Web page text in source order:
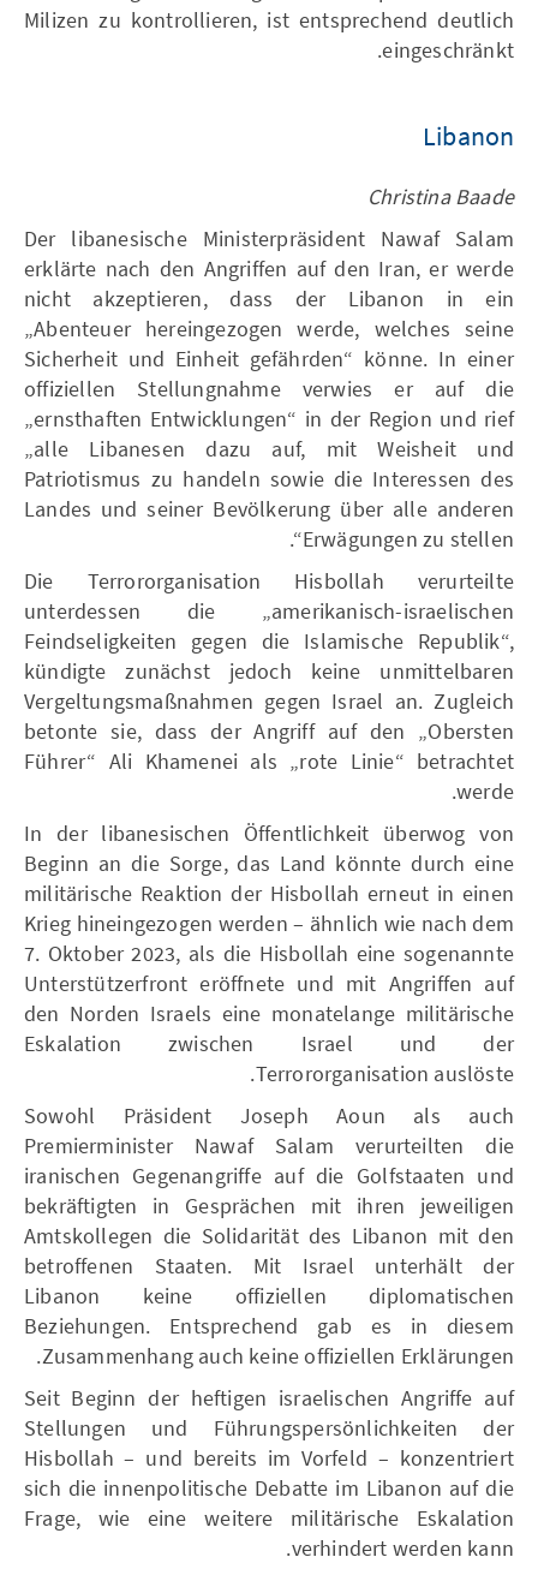
Milizen zu kontrollieren, ist entsprechend deutlich
eingeschränkt.
Libanon
Christina Baade
Der libanesische Ministerpräsident Nawaf Salam
erklärte nach den Angriffen auf den Iran, er werde
nicht akzeptieren, dass der Libanon in ein
„Abenteuer hereingezogen werde, welches seine
Sicherheit und Einheit gefährden“ könne. In einer
offiziellen Stellungnahme verwies er auf die
„ernsthaften Entwicklungen“ in der Region und rief
„alle Libanesen dazu auf, mit Weisheit und
Patriotismus zu handeln sowie die Interessen des
Landes und seiner Bevölkerung über alle anderen
Erwägungen zu stellen“.
Die Terrororganisation Hisbollah verurteilte
unterdessen die „amerikanisch-israelischen
Feindseligkeiten gegen die Islamische Republik“,
kündigte zunächst jedoch keine unmittelbaren
Vergeltungsmaßnahmen gegen Israel an. Zugleich
betonte sie, dass der Angriff auf den „Obersten
Führer“ Ali Khamenei als „rote Linie“ betrachtet
werde.
In der libanesischen Öffentlichkeit überwog von
Beginn an die Sorge, das Land könnte durch eine
militärische Reaktion der Hisbollah erneut in einen
Krieg hineingezogen werden – ähnlich wie nach dem
7. Oktober 2023, als die Hisbollah eine sogenannte
Unterstützerfront eröffnete und mit Angriffen auf
den Norden Israels eine monatelange militärische
Eskalation zwischen Israel und der
Terrororganisation auslöste.
Sowohl Präsident Joseph Aoun als auch
Premierminister Nawaf Salam verurteilten die
iranischen Gegenangriffe auf die Golfstaaten und
bekräftigten in Gesprächen mit ihren jeweiligen
Amtskollegen die Solidarität des Libanon mit den
betroffenen Staaten. Mit Israel unterhält der
Libanon keine offiziellen diplomatischen
Beziehungen. Entsprechend gab es in diesem
Zusammenhang auch keine offiziellen Erklärungen.
Seit Beginn der heftigen israelischen Angriffe auf
Stellungen und Führungspersönlichkeiten der
Hisbollah – und bereits im Vorfeld – konzentriert
sich die innenpolitische Debatte im Libanon auf die
Frage, wie eine weitere militärische Eskalation
verhindert werden kann.